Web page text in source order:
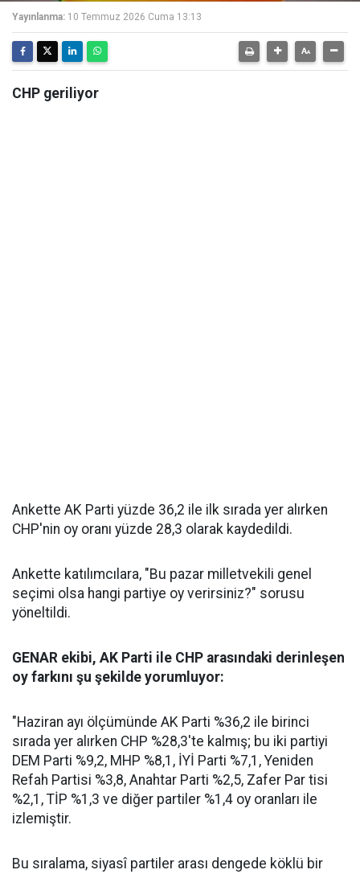
Yayınlanma: 10 Temmuz 2026 Cuma 13:13
CHP geriliyor
Ankette AK Parti yüzde 36,2 ile ilk sırada yer alırken
CHP'nin oy oranı yüzde 28,3 olarak kaydedildi.
Ankette katılımcılara, "Bu pazar milletvekili genel
seçimi olsa hangi partiye oy verirsiniz?" sorusu
yöneltildi.
GENAR ekibi, AK Parti ile CHP arasındaki derinleşen
oy farkını şu şekilde yorumluyor:
"Haziran ayı ölçümünde AK Parti %36,2 ile birinci
sırada yer alırken CHP %28,3'te kalmış; bu iki partiyi
DEM Parti %9,2, MHP %8,1, İYİ Parti %7,1, Yeniden
Refah Partisi %3,8, Anahtar Parti %2,5, Zafer Par tisi
%2,1, TİP %1,3 ve diğer partiler %1,4 oy oranları ile
izlemiştir.
Bu sıralama, siyasî partiler arası dengede köklü bir